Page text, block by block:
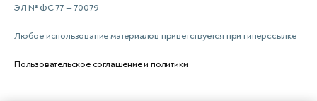
ЭЛ № ФС 77 — 70079
Любое использование материалов приветствуется при гиперссылке
Пользовательское соглашение и политики